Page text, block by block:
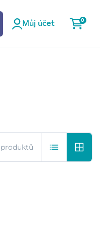
Můj účet
0